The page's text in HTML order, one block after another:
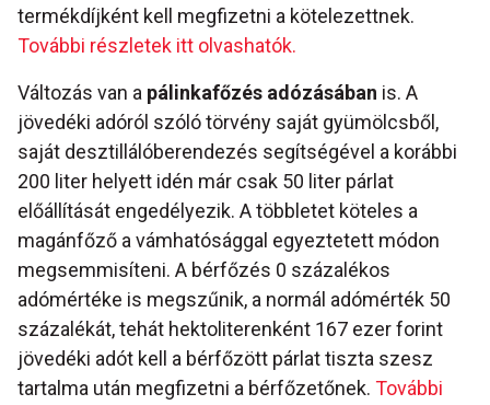
termékdíjként kell megfizetni a kötelezettnek.
További részletek itt olvashatók.
Változás van a pálinkafőzés adózásában is. A
jövedéki adóról szóló törvény saját gyümölcsből,
saját desztillálóberendezés segítségével a korábbi
200 liter helyett idén már csak 50 liter párlat
előállítását engedélyezik. A többletet köteles a
magánfőző a vámhatósággal egyeztetett módon
megsemmisíteni. A bérfőzés 0 százalékos
adómértéke is megszűnik, a normál adómérték 50
százalékát, tehát hektoliterenként 167 ezer forint
jövedéki adót kell a bérfőzött párlat tiszta szesz
tartalma után megfizetni a bérfőzetőnek. További